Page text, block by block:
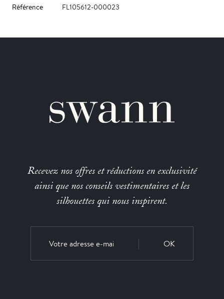
Référence
FL105612-000023
Recevez nos offres et réductions en exclusivité
ainsi que nos conseils vestimentaires et les
silhouettes qui nous inspirent.
OK